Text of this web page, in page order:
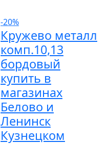
-20%
Кружево металл
комп.10,13
бордовый
купить в
магазинах
Белово и
Ленинск
Кузнецком